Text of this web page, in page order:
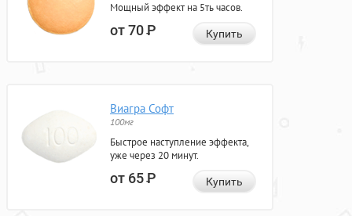
Мощный эффект на 5ть часов.
от 70Р Купить
Виагра Софт
100мг
Быстрое наступление эффекта,
уже через 20 минут.
от 65Р Купить